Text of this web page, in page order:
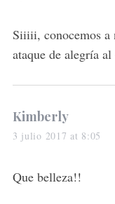
s
:
Siiiii, conocemos a
ataque de alegría
s
a
s
Kimberly
3 julio 2017 at 8:05
Que belleza!!